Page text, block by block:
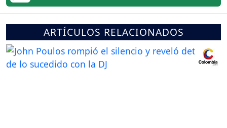
ARTÍCULOS RELACIONADOS